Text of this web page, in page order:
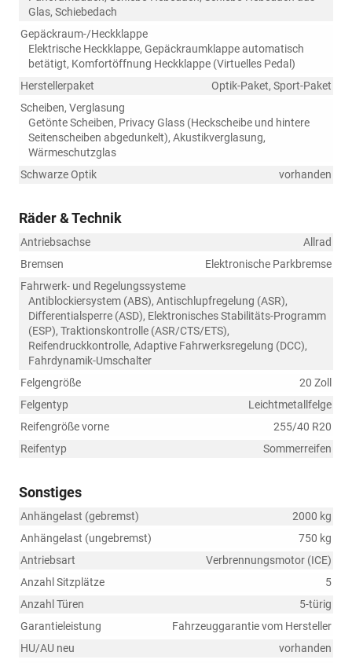
Glas, Schiebedach
Gepäckraum-/Heckklappe
Elektrische Heckklappe, Gepäckraumklappe automatisch
betätigt, Komfortöffnung Heckklappe (Virtuelles Pedal)
Herstellerpaket
Optik-Paket, Sport-Paket
Scheiben, Verglasung
Getönte Scheiben, Privacy Glass (Heckscheibe und hintere
Seitenscheiben abgedunkelt), Akustikverglasung,
Wärmeschutzglas
Schwarze Optik
vorhanden
Räder & Technik
Antriebsachse
Allrad
Bremsen
Elektronische Parkbremse
Fahrwerk- und Regelungssysteme
Antiblockiersystem (ABS), Antischlupfregelung (ASR),
Differentialsperre (ASD), Elektronisches Stabilitäts-Programm
(ESP), Traktionskontrolle (ASR/CTS/ETS),
Reifendruckkontrolle, Adaptive Fahrwerksregelung (DCC),
Fahrdynamik-Umschalter
Felgengröße
20 Zoll
Felgentyp
Leichtmetallfelge
Reifengröße vorne
255/40 R20
Reifentyp
Sommerreifen
Sonstiges
Anhängelast (gebremst)
2000 kg
Anhängelast (ungebremst)
750 kg
Antriebsart
Verbrennungsmotor (ICE)
Anzahl Sitzplätze
5
Anzahl Türen
5-türig
Garantieleistung
Fahrzeuggarantie vom Hersteller
HU/AU neu
vorhanden